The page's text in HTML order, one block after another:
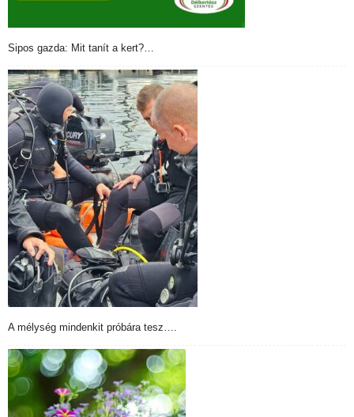
Sipos gazda: Mit tanít a kert?…
A mélység mindenkit próbára tesz….